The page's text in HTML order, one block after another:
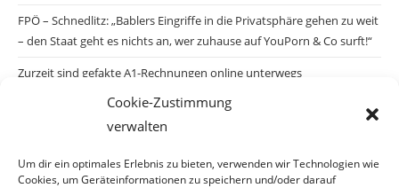
Cookie-Zustimmung
verwalten
Um dir ein optimales Erlebnis zu bieten, verwenden wir Technologien wie
Cookies, um Geräteinformationen zu speichern und/oder darauf
FPÖ – Schnedlitz: „Bablers Eingriffe in die Privatsphäre gehen zu weit
– den Staat geht es nichts an, wer zuhause auf YouPorn & Co surft!“
Zurzeit sind gefakte A1-Rechnungen online unterwegs
Salzburgs Juden und ihre Sicherheit: „Erst nach einem Anschlag wäre
die Gefahr endlich konkret!“
Biologisches Wunder in Ceuta